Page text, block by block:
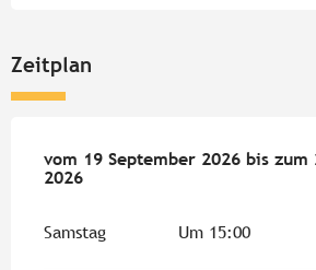
Zeitplan
vom 19 September 2026 bis zum
vom 19 September 2026 bis zum
2026
Samstag Um 15:00